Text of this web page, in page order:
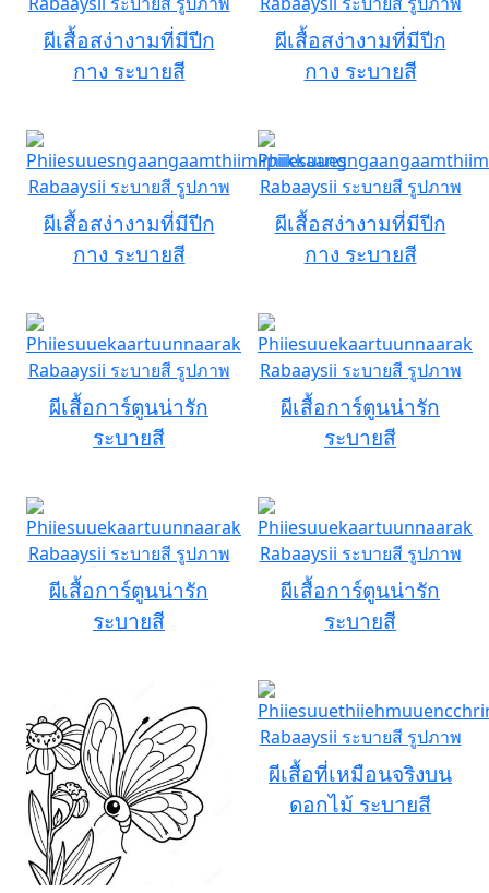
ผีเสื้อสง่างามที่มีปีก
กาง ระบายสี
ผีเสื้อสง่างามที่มีปีก
กาง ระบายสี
ผีเสื้อสง่างามที่มีปีก
กาง ระบายสี
ผีเสื้อสง่างามที่มีปีก
กาง ระบายสี
ผีเสื้อการ์ตูนน่ารัก
ระบายสี
ผีเสื้อการ์ตูนน่ารัก
ระบายสี
ผีเสื้อการ์ตูนน่ารัก
ระบายสี
ผีเสื้อการ์ตูนน่ารัก
ระบายสี
ผีเสื้อที่เหมือนจริงบน
ดอกไม้ ระบายสี